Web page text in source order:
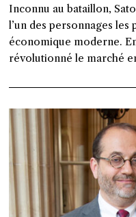
Inconnu au bataillon,
l’un des personnages
économique moderne.
révolutionné le marché